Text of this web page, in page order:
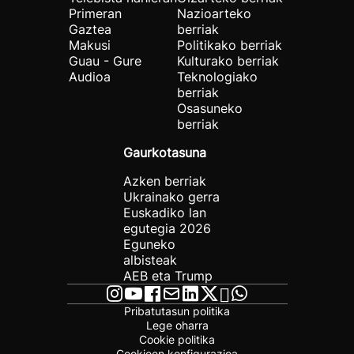
Primeran
Gaztea
Makusi
Guau - Gure
Audioa
Nazioarteko
berriak
Politikako berriak
Kulturako berriak
Teknologiako
berriak
Osasuneko
berriak
Gaurkotasuna
Azken berriak
Ukrainako gerra
Euskadiko lan
egutegia 2026
Eguneko
albisteak
AEB eta Trump
Pribatutasun politika
Lege oharra
Cookie politika